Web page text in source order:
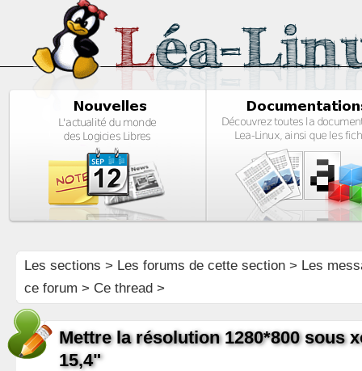
Les sections > Les forums de cette section> Les
ce forum > Ce thread >
Mettre la résolution 1280*800 sous
15,4"